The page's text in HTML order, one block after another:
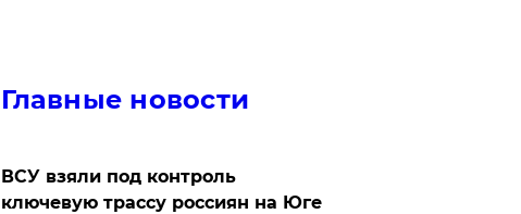
Главные новости
ВСУ взяли под контроль
ключевую трассу россиян на Юге